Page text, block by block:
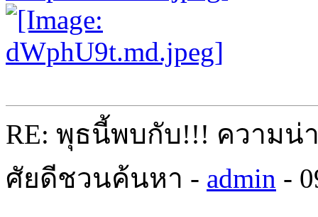
RE: พุธนี้พบกับ!!! ความน่
ศัยดีชวนค้นหา - admin -